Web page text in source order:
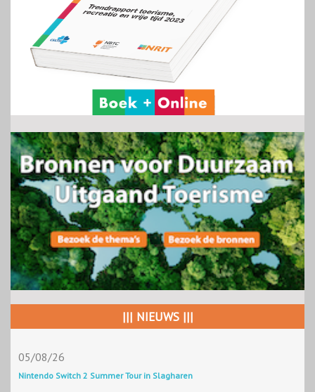
||| NIEUWS |||
05/08/26
Nintendo Switch 2 Summer Tour in Slagharen